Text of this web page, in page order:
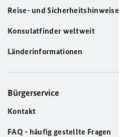
Reise- und Sicherheitshinweise
Konsulatfinder weltweit
Länderinformationen
Bürgerservice
Kontakt
FAQ - häufig gestellte Fragen